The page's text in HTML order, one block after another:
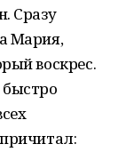
Сразу
Мария,
воскрес.